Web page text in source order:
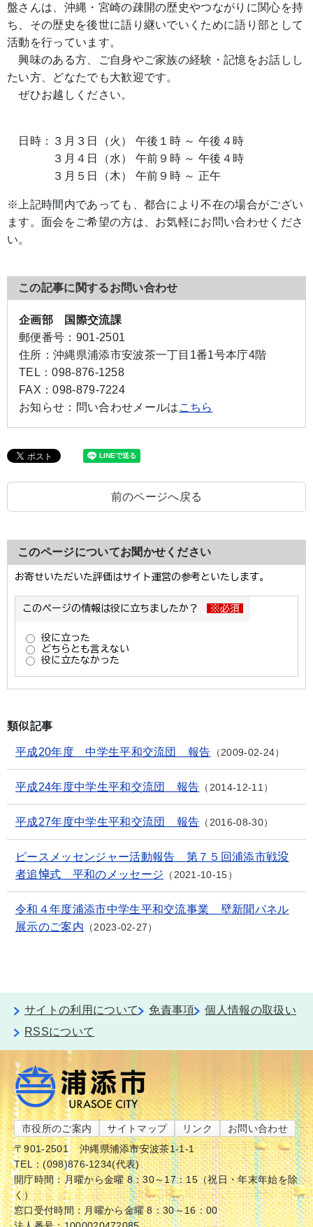
盤さんは、沖縄・宮崎の疎開の歴史やつながりに関心を持
ち、その歴史を後世に語り継いでいくために語り部として
活動を行っています。
興味のある方、ご自身やご家族の経験・記憶をお話しし
たい方、どなたでも大歓迎です。
ぜひお越しください。
日時：３月３日（火） 午後１時 ～ 午後４時
３月４日（水） 午前９時 ～ 午後４時
３月５日（木） 午前９時 ～ 正午
※上記時間内であっても、都合により不在の場合がござい
ます。面会をご希望の方は、お気軽にお問い合わせくださ
い。
この記事に関するお問い合わせ
企画部 国際交流課
郵便番号： 901-2501
住所： 沖縄県浦添市安波茶一丁目1番1号本庁4階
TEL：098-876-1258
FAX：098-879-7224
お知らせ： 問い合わせメールは こちら
前のページへ戻る
このページについてお聞かせください
類似記事
平成20年度 中学生平和交流団 報告 2009-02-24
平成24年度中学生平和交流団 報告 2014-12-11
平成27年度中学生平和交流団 報告 2016-08-30
ピースメッセンジャー活動報告 第７５回浦添市戦没
者追悼式 平和のメッセージ
2021-10-15
令和４年度浦添市中学生平和交流事業 壁新聞パネル
展示のご案内
2023-02-27
サイトの利用について 免責事項
個人情報の取扱い
RSSについて
市役所のご案内 サイトマップ リンク
お問い合わせ
〒901-2501
沖縄県浦添市安波茶1-1-1
TEL：(098)876-1234(代表)
開庁時間：月曜から金曜 8：30～17：15（祝日・年末年始を除
く）
窓口受付時間：月曜から金曜 8：30～16：00